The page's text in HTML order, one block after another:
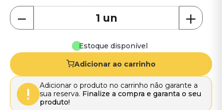
＋
－
Estoque disponível
Adicionar ao carrinho
Adicionar o produto no carrinho não garante a
sua reserva. Finalize a compra e garanta o seu
produto!